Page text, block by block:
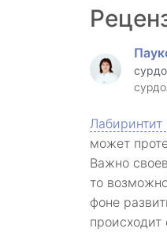
Лабиринтит
может
Важно
то
фоне